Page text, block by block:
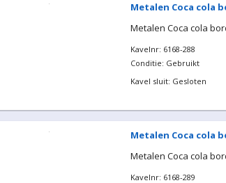
Metalen Coca cola
Metalen Coca cola
Kavelnr: 6168-288
Conditie: Gebruikt
Kavel sluit: Gesloten
Metalen Coca cola
Metalen Coca cola
Kavelnr: 6168-289